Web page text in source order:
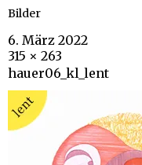
Bilder
6. März 2022
315 × 263
hauer06_kl_lent